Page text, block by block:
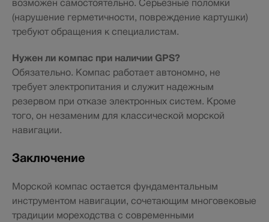
возможен самостоятельно. Серьезные поломки
(нарушение герметичности, повреждение картушки)
требуют обращения к специалистам.
Нужен ли компас при наличии GPS?
Обязательно. Компас работает автономно, не
требует электропитания и служит надежным
резервом при отказе электронных систем. Кроме
того, он незаменим для классической морской
навигации.
Заключение
Морской компас остается фундаментальным
инструментом навигации, сочетающим многовековые
традиции мореходства с современными